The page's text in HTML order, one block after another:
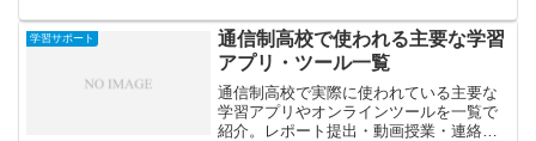
学習サポート
通信制高校で使われる主要な学習
アプリ・ツール一覧
通信制高校で実際に使われている主要な
学習アプリやオンラインツールを一覧で
紹介。レポート提出・動画授業・連絡管